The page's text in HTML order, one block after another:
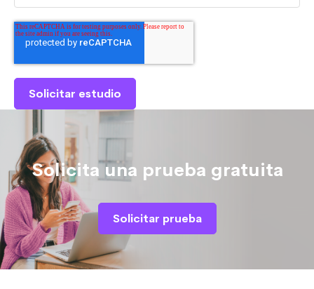
Solicita una prueba gratuita
Solicitar prueba